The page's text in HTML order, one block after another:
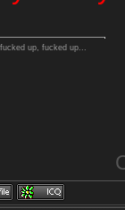
up, fucked up...